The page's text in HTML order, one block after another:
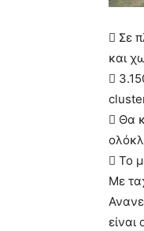
 Σε
και

 Θα
 Το
Με